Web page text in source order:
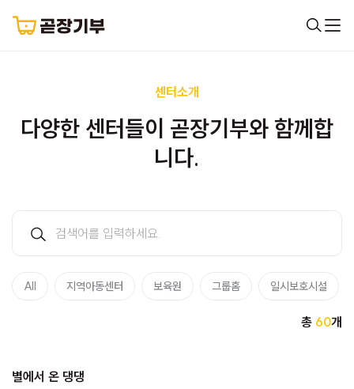
센터소개
다양한 센터들이 곧장기부와 함께합
니다.
All 지역아동센터 보육원 그룹홈 일시보호시설
총 60개
별에서 온 댕댕